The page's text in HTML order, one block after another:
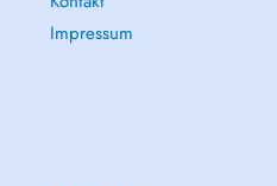
Impressum